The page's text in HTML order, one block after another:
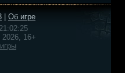
Об игре
16+